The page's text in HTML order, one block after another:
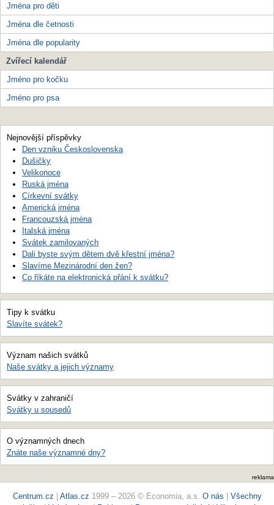
Jména pro děti
Jména dle četnosti
Jména dle popularity
Zvířecí kalendář
Jméno pro kočku
Jméno pro psa
Nejnovější příspěvky
Den vzniku Československa
Dušičky
Velikonoce
Ruská jména
Církevní svátky
Americká jména
Francouzská jména
Italská jména
Svátek zamilovaných
Dali byste svým dětem dvě křestní jména?
Slavíme Mezinárodní den žen?
Co říkáte na elektronická přání k svátku?
Tipy k svátku
Slavíte svátek?
Význam našich svátků
Naše svátky a jejich významy
Svátky v zahraničí
Svátky u sousedů
O významných dnech
Znáte naše významné dny?
reklama
Centrum.cz Atlas.cz 1999 – 2026 © Economia, a.s. O nás
Všechny